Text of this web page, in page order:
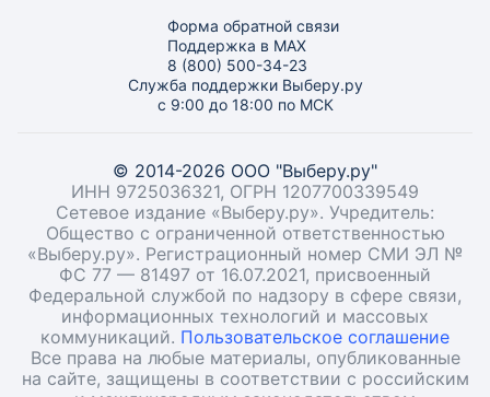
Форма обратной связи
Поддержка в MAX
8 (800) 500-34-23
Служба поддержки Выберу.ру
с 9:00 до 18:00 по МСК
© 2014-2026 ООО "Выберу.ру"
ИНН 9725036321, ОГРН 1207700339549
Сетевое издание «Выберу.ру». Учредитель:
Общество с ограниченной ответственностью
«Выберу.ру». Регистрационный номер СМИ ЭЛ №
ФС 77 — 81497 от 16.07.2021, присвоенный
Федеральной службой по надзору в сфере связи,
информационных технологий и массовых
коммуникаций. Пользовательское соглашение
Все права на любые материалы, опубликованные
на сайте, защищены в соответствии с российским